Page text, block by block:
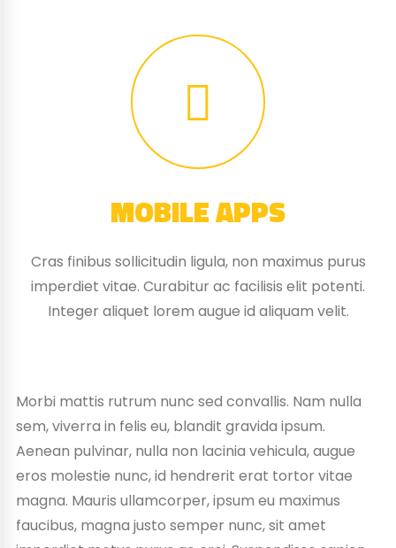
MOBILE APPS
Cras finibus sollicitudin ligula, non maximus purus
imperdiet vitae. Curabitur ac facilisis elit potenti.
Integer aliquet lorem augue id aliquam velit.
Morbi mattis rutrum nunc sed convallis. Nam nulla
sem, viverra in felis eu, blandit gravida ipsum.
Aenean pulvinar, nulla non lacinia vehicula, augue
eros molestie nunc, id hendrerit erat tortor vitae
magna. Mauris ullamcorper, ipsum eu maximus
faucibus, magna justo semper nunc, sit amet